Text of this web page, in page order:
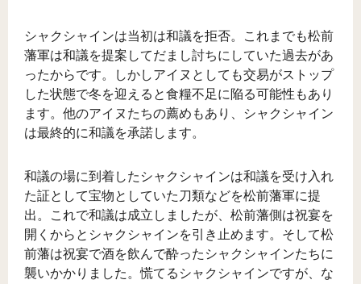
シャクシャインは当初は和議を拒否。これまでも松前
藩軍は和議を提案してだまし討ちにしていた過去があ
ったからです。しかしアイヌとしても交易がストップ
した状態で冬を迎えると食糧不足に陥る可能性もあり
ます。他のアイヌたちの薦めもあり、シャクシャイン
は最終的に和議を承諾します。
和議の場に到着したシャクシャインは和議を受け入れ
た証として宝物としていた刀類などを松前藩軍に提
出。これで和議は成立しましたが、松前藩側は祝宴を
開くからとシャクシャインを引き止めます。そして松
前藩は祝宴で酒を飲んで酔ったシャクシャインたちに
襲いかかりました。慌てるシャクシャインですが、な